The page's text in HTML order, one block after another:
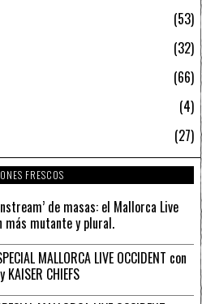
53
32
66
4
27
FRESCOS
de masas: el Mallorca Live
más mutante y plural.
MALLORCA LIVE OCCIDENT con
KAISER CHIEFS